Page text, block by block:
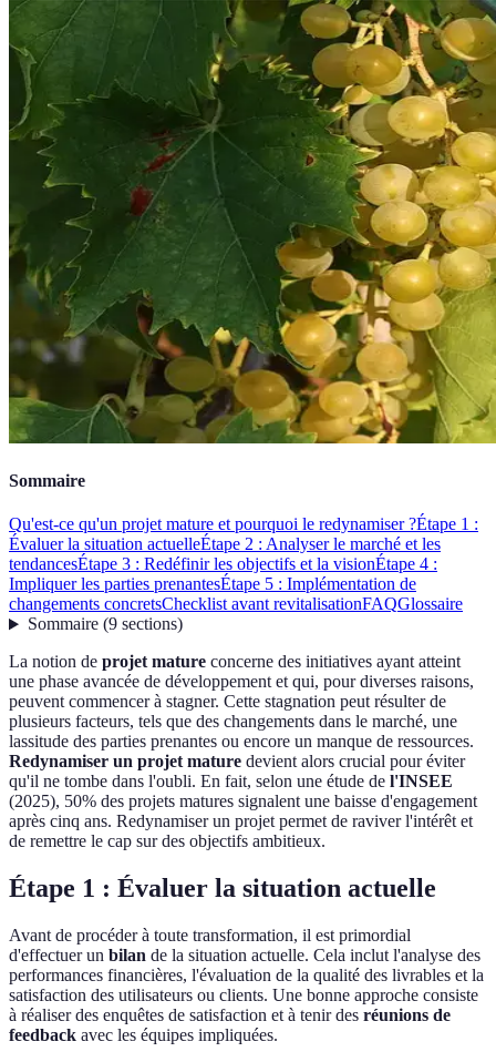
Sommaire
Qu'est-ce qu'un projet mature et pourquoi le redynamiser ?Étape 1 :
Évaluer la situation actuelleÉtape 2 : Analyser le marché et les
tendancesÉtape 3 : Redéfinir les objectifs et la visionÉtape 4 :
Impliquer les parties prenantesÉtape 5 : Implémentation de
changements concretsChecklist avant revitalisationFAQGlossaire
Sommaire(9 sections)
La notion de projet mature concerne des initiatives ayant atteint
une phase avancée de développement et qui, pour diverses raisons,
peuvent commencer à stagner. Cette stagnation peut résulter de
plusieurs facteurs, tels que des changements dans le marché, une
lassitude des parties prenantes ou encore un manque de ressources.
Redynamiser un projet mature devient alors crucial pour éviter
qu'il ne tombe dans l'oubli. En fait, selon une étude de l'INSEE
(2025), 50% des projets matures signalent une baisse d'engagement
après cinq ans. Redynamiser un projet permet de raviver l'intérêt et
de remettre le cap sur des objectifs ambitieux.
Étape 1 : Évaluer la situation actuelle
Avant de procéder à toute transformation, il est primordial
d'effectuer un bilan de la situation actuelle. Cela inclut l'analyse des
performances financières, l'évaluation de la qualité des livrables et la
satisfaction des utilisateurs ou clients. Une bonne approche consiste
à réaliser des enquêtes de satisfaction et à tenir des réunions de
feedback avec les équipes impliquées.